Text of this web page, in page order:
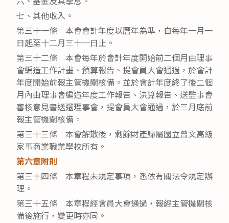
七、其他收入。
第三十一條 本會會計年度以曆年為準，自每年一月一
日起至十二月三十一日止。
第三十二條 本會每年於會計年度開始前二個月由理事
會編造工作計畫、預算報告、提會員大會通過，於會計
年度開始前報主管機關核備。並於會計年度終了後二個
月內由理事會編造年度工作報告、決算報告、送監事會
審核意見書送還理事會，提會員大會通過，於三月底前
報主管機關核備。
第三十三條 本會解散後，剩餘財產歸屬國立曾文高級
家事商業職業學校所有。
第六章附則
第三十四條 本章程未規定事項，悉依有關法令規定辦
理。
第三十五條 本章程經會員大會通過，報經主管機關核
備後施行，變更時亦同。